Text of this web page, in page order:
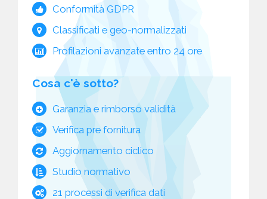
Conformità GDPR
Classificati e geo-normalizzati
Profilazioni avanzate entro 24 ore
Cosa c'è sotto?
Garanzia e rimborso validità
Verifica pre fornitura
Aggiornamento ciclico
Studio normativo
21 processi di verifica dati